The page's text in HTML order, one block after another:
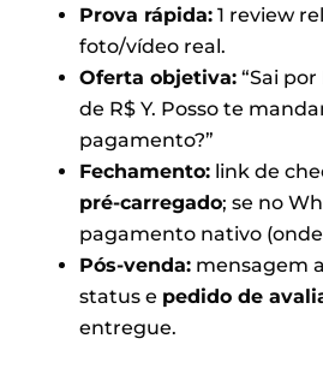
Prova rápida:1 review
foto/vídeo real.
Oferta objetiva:“Sai por
de R$ Y. Posso te
pagamento?”
Fechamento:link de
pré-carregado; se no
pagamento nativo
Pós-venda:mensagem
status e pedido de
entregue.